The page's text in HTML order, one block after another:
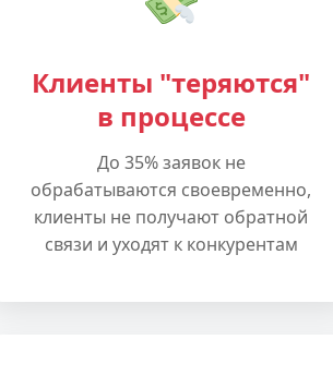
Клиенты "теряются"
в процессе
До 35% заявок не
обрабатываются своевременно,
клиенты не получают обратной
связи и уходят к конкурентам